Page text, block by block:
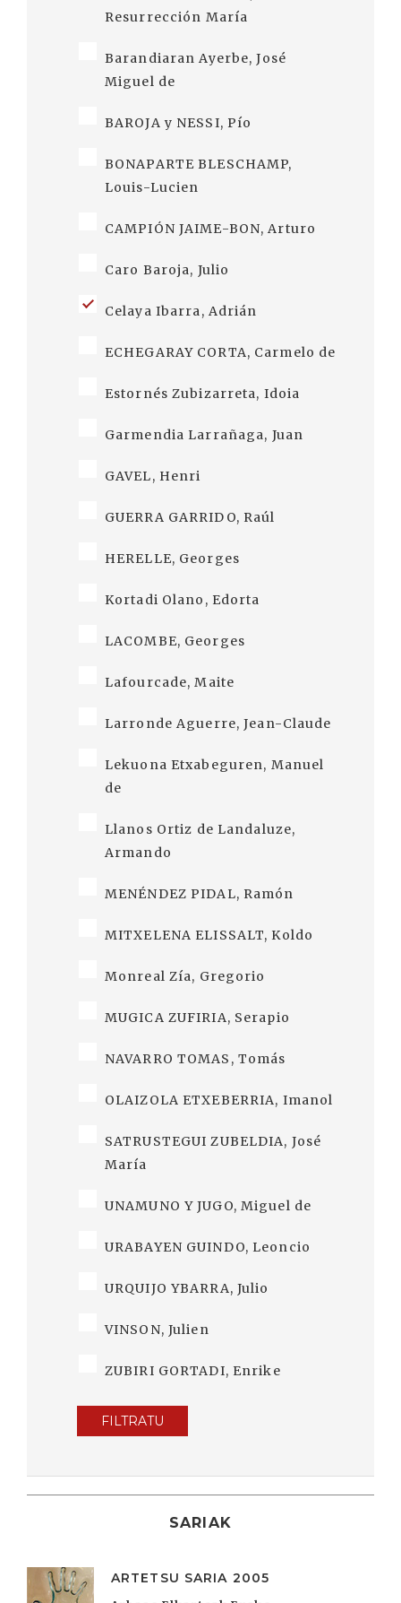
Resurrección María
Barandiaran Ayerbe, José
Miguel de
BAROJA y NESSI, Pío
BONAPARTE BLESCHAMP,
Louis-Lucien
CAMPIÓN JAIME-BON, Arturo
Caro Baroja, Julio
Celaya Ibarra, Adrián
ECHEGARAY CORTA, Carmelo de
Estornés Zubizarreta, Idoia
Garmendia Larrañaga, Juan
GAVEL, Henri
GUERRA GARRIDO, Raúl
HERELLE, Georges
Kortadi Olano, Edorta
LACOMBE, Georges
Lafourcade, Maite
Larronde Aguerre, Jean-Claude
Lekuona Etxabeguren, Manuel
de
Llanos Ortiz de Landaluze,
Armando
MENÉNDEZ PIDAL, Ramón
MITXELENA ELISSALT, Koldo
Monreal Zía, Gregorio
MUGICA ZUFIRIA, Serapio
NAVARRO TOMAS, Tomás
OLAIZOLA ETXEBERRIA, Imanol
SATRUSTEGUI ZUBELDIA, José
María
UNAMUNO Y JUGO, Miguel de
URABAYEN GUINDO, Leoncio
URQUIJO YBARRA, Julio
VINSON, Julien
ZUBIRI GORTADI, Enrike
FILTRATU
SARIAK
ARTETSU SARIA 2005